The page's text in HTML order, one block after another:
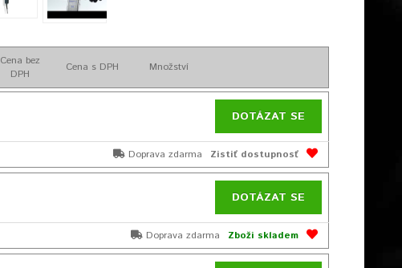
Cena bez
DPH
Cena s DPH Množství
DOTÁZAT SE
Zistiť dostupnosť
Doprava zdarma
DOTÁZAT SE
Zboží skladem
Doprava zdarma